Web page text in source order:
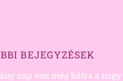
BEJEGYZÉSEK
nap van még hátra a